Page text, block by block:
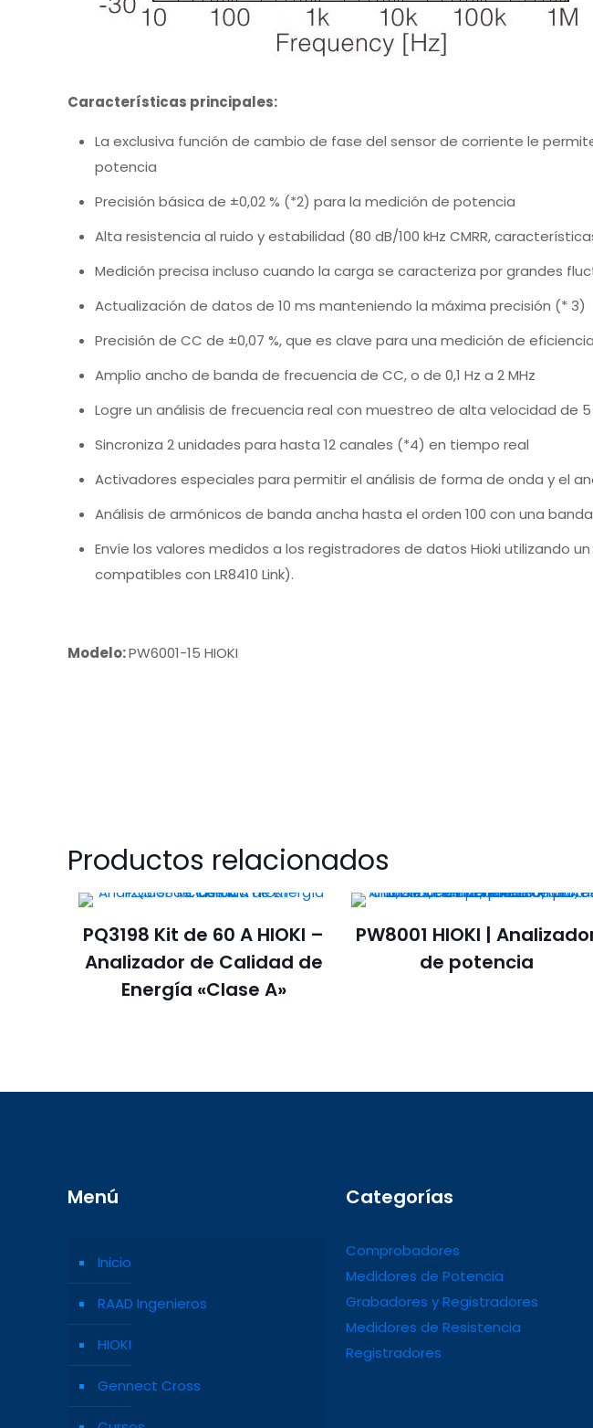
Características principales:
La exclusiva función de cambio de fase del sensor de corriente le
potencia
Precisión básica de ±0,02 % (*2) para la medición de potencia
Alta resistencia al ruido y estabilidad (80 dB/100 kHz CMRR,
Medición precisa incluso cuando la carga se caracteriza por grandes
Actualización de datos de 10 ms manteniendo la máxima precisión (* 3)
Precisión de CC de ±0,07 %, que es clave para una medición de
Amplio ancho de banda de frecuencia de CC, o de 0,1 Hz a 2 MHz
Logre un análisis de frecuencia real con muestreo de alta velocidad de 5
Sincroniza 2 unidades para hasta 12 canales (*4) en tiempo real
Activadores especiales para permitir el análisis de forma de onda y el
Análisis de armónicos de banda ancha hasta el orden 100 con una banda
Envíe los valores medidos a los registradores de datos Hioki
compatibles con LR8410 Link).
Modelo:PW6001-15 HIOKI
Productos relacionados
PQ3198 Kit de 60 A HIOKI –
Analizador de Calidad de
Energía «Clase A»
PW8001 HIOKI |
de potencia
Menú
Inicio
RAAD Ingenieros
HIOKI
Gennect Cross
Categorías
Comprobadores
Medidores de Potencia
Grabadores y Registradores
Medidores de Resistencia
Registradores